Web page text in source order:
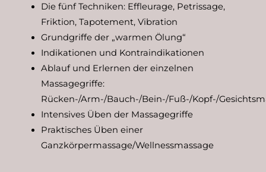
Die fünf Techniken: Effleurage, Petrissage,
Friktion, Tapotement, Vibration
Grundgriffe der „warmen Ölung“
Indikationen und Kontraindikationen
Ablauf und Erlernen der einzelnen
Massagegriffe:
Rücken-/Arm-/Bauch-/Bein-/Fuß-/Kopf-/
Intensives Üben der Massagegriffe
Praktisches Üben einer
Ganzkörpermassage/Wellnessmassage